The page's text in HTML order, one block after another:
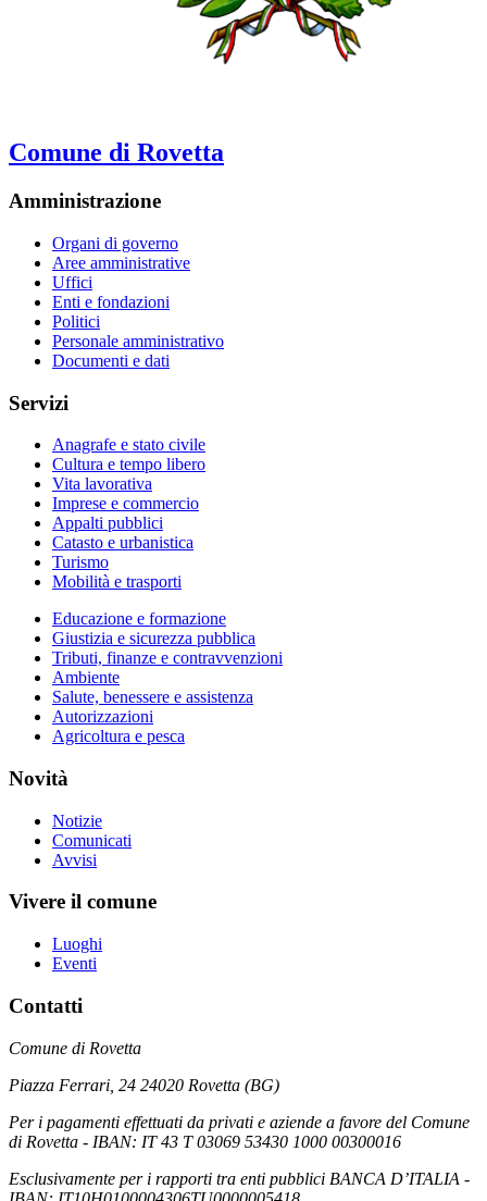
Comune di Rovetta
Amministrazione
Organi di governo
Aree amministrative
Uffici
Enti e fondazioni
Politici
Personale amministrativo
Documenti e dati
Servizi
Anagrafe e stato civile
Cultura e tempo libero
Vita lavorativa
Imprese e commercio
Appalti pubblici
Catasto e urbanistica
Turismo
Mobilità e trasporti
Educazione e formazione
Giustizia e sicurezza pubblica
Tributi, finanze e contravvenzioni
Ambiente
Salute, benessere e assistenza
Autorizzazioni
Agricoltura e pesca
Novità
Notizie
Comunicati
Avvisi
Vivere il comune
Luoghi
Eventi
Contatti
Comune di Rovetta
Piazza Ferrari, 24 24020 Rovetta (BG)
Per i pagamenti effettuati da privati e aziende a favore del Comune
di Rovetta - IBAN: IT 43 T 03069 53430 1000 00300016
Esclusivamente per i rapporti tra enti pubblici BANCA D’ITALIA -